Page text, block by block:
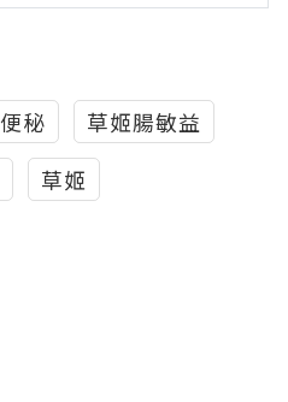
便秘
草姬腸敏益
草姬